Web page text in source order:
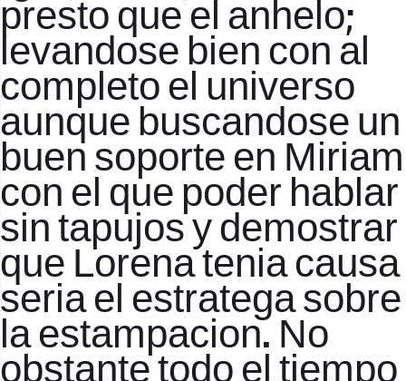
presto que el anhelo;
levandose bien con al
completo el universo
aunque buscandose un
buen soporte en Miriam
con el que poder hablar
sin tapujos y demostrar
que Lorena tenia causa
seri­a el estratega sobre
la estampacion. No